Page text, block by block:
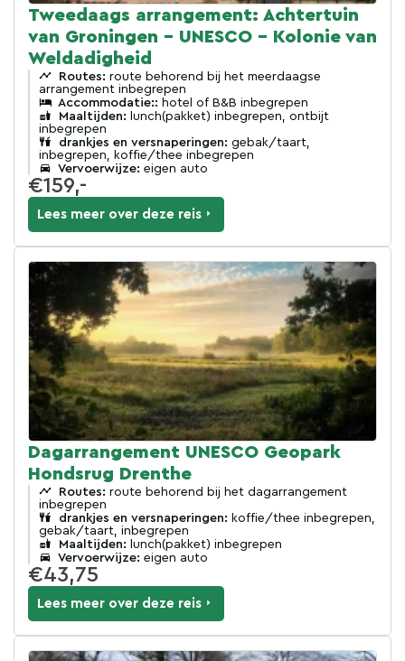
Tweedaags arrangement: Achtertuin
van Groningen - UNESCO - Kolonie van
Weldadigheid
Routes: route behorend bij het meerdaagse
arrangement inbegrepen
Accommodatie:: hotel of B&B inbegrepen
Maaltijden: lunch(pakket) inbegrepen, ontbijt
inbegrepen
drankjes en versnaperingen: gebak/taart,
inbegrepen, koffie/thee inbegrepen
Vervoerwijze: eigen auto
€159,-
Lees meer over deze reis
Dagarrangement UNESCO Geopark
Hondsrug Drenthe
Routes: route behorend bij het dagarrangement
inbegrepen
drankjes en versnaperingen: koffie/thee inbegrepen,
gebak/taart, inbegrepen
Maaltijden: lunch(pakket) inbegrepen
Vervoerwijze: eigen auto
€43,75
Lees meer over deze reis